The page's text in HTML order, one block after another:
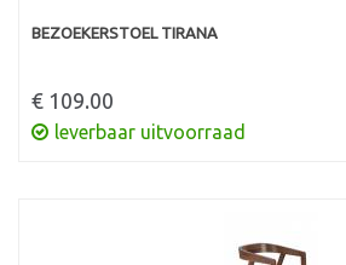
BEZOEKERSTOEL TIRANA
€ 109.00
leverbaar uitvoorraad